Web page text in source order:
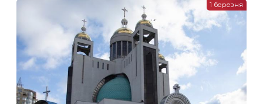
1 березня